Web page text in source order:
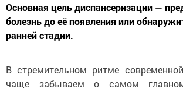
Основная цель диспансеризации —
болезнь до её появления или
ранней стадии.
В стремительном ритме
чаще забываем о самом